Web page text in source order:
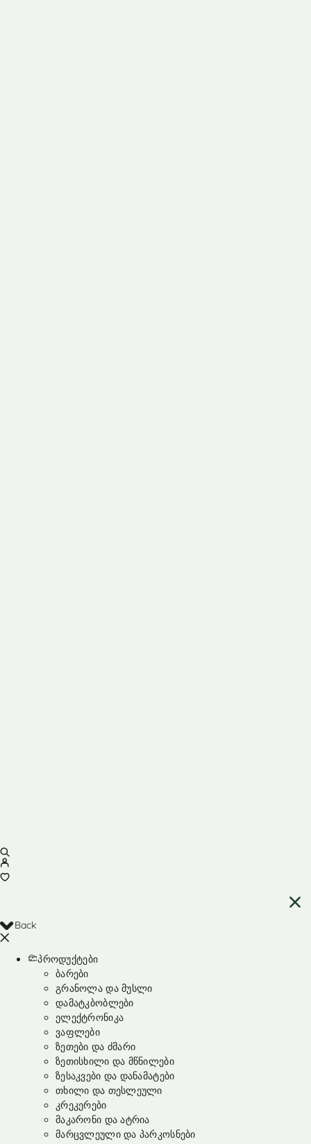
Back
პროდუქტები
ბარები
გრანოლა და მუსლი
დამატკბობლები
ელექტრონიკა
ვაფლები
ზეთები და ძმარი
ზეთისხილი და მწნილები
ზესაკვები და დანამატები
თხილი და თესლეული
კრეკერები
მაკარონი და ატრია
მარცვლეული და პარკოსნები